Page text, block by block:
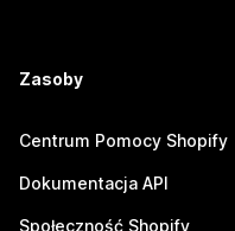
Zasoby
Centrum Pomocy Shopify
Dokumentacja API
Społeczność Shopify